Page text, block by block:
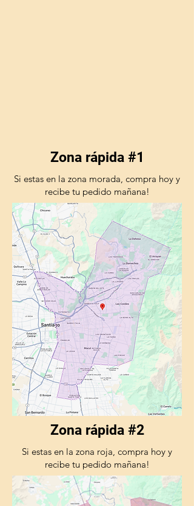
Zona rápida #1
Si estas en la zona morada, compra hoy y
recibe tu pedido mañana!
Zona rápida #2
Si estas en la zona roja, compra hoy y
recibe tu pedido mañana!